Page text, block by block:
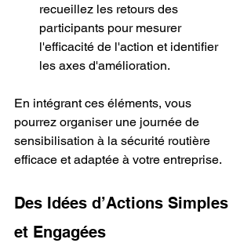
recueillez les retours des
participants pour mesurer
l'efficacité de l'action et identifier
les axes d'amélioration.
En intégrant ces éléments, vous
pourrez organiser une journée de
sensibilisation à la sécurité routière
efficace et adaptée à votre entreprise.
Des Idées d’Actions Simples
et Engagées